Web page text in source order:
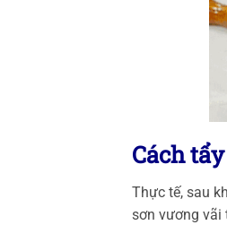
Cách
Thực tế, sau
sơn vương vãi